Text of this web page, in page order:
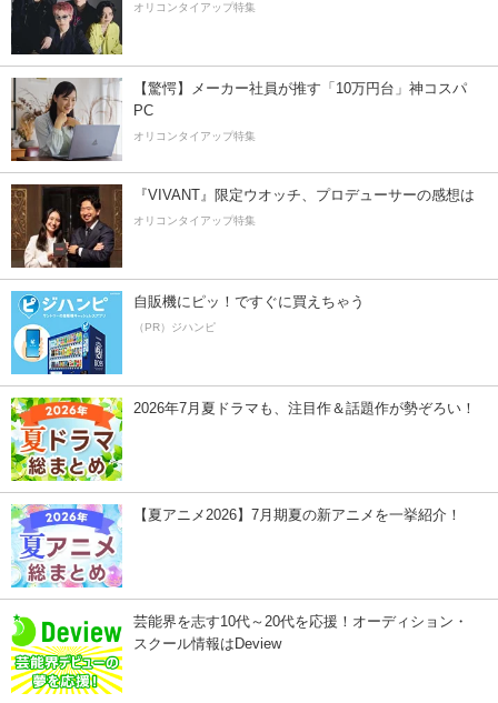
オリコンタイアップ特集
【驚愕】メーカー社員が推す「10万円台」神コスパ
PC
オリコンタイアップ特集
『VIVANT』限定ウオッチ、プロデューサーの感想は
オリコンタイアップ特集
自販機にピッ！ですぐに買えちゃう
（PR）ジハンピ
2026年7月夏ドラマも、注目作＆話題作が勢ぞろい！
【夏アニメ2026】7月期夏の新アニメを一挙紹介！
芸能界を志す10代～20代を応援！オーディション・
スクール情報はDeview